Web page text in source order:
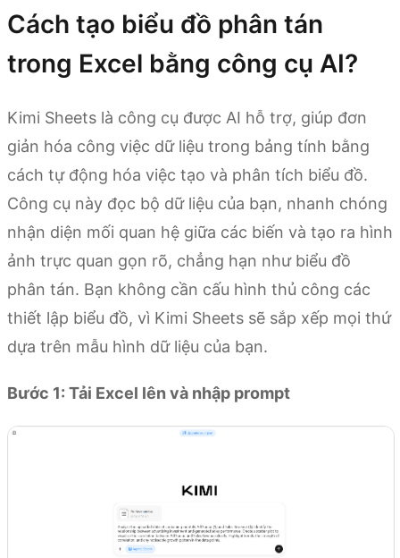
Cách tạo biểu đồ phân tán
trong Excel bằng công cụ AI?
Kimi Sheets là công cụ được AI hỗ trợ, giúp đơn
giản hóa công việc dữ liệu trong bảng tính bằng
cách tự động hóa việc tạo và phân tích biểu đồ.
Công cụ này đọc bộ dữ liệu của bạn, nhanh chóng
nhận diện mối quan hệ giữa các biến và tạo ra hình
ảnh trực quan gọn rõ, chẳng hạn như biểu đồ
phân tán. Bạn không cần cấu hình thủ công các
thiết lập biểu đồ, vì Kimi Sheets sẽ sắp xếp mọi thứ
dựa trên mẫu hình dữ liệu của bạn.
Bước 1: Tải Excel lên và nhập prompt